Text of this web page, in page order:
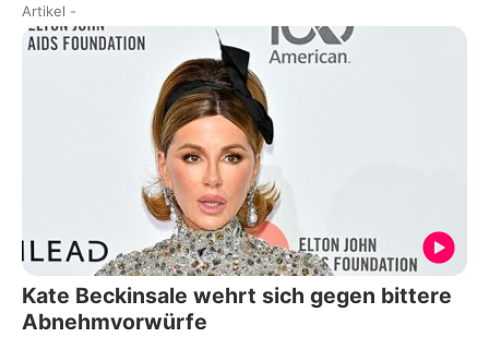
Artikel -
Kate Beckinsale wehrt sich gegen bittere
Abnehmvorwürfe